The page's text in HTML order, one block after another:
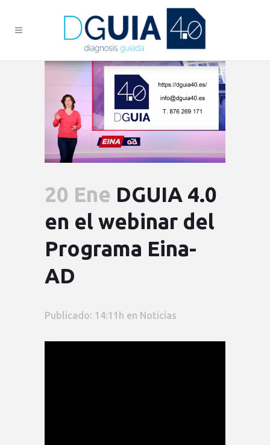
20 Ene DGUIA 4.0
en el webinar del
Programa Eina-
AD
Publicado: 14:11h en Noticias